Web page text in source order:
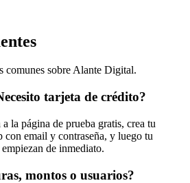
comunes sobre Alante Digital.
tarjeta de crédito?
la página de prueba gratis, crea tu
con email y contraseña, y luego tu
de inmediato.
montos o usuarios?